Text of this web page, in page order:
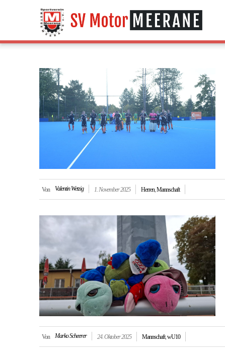
Von Valentin Wetzig 1. November 2025 Herren,Mannschaft
Von Marko Scheerer 24. Oktober 2025 Mannschaft,wU10